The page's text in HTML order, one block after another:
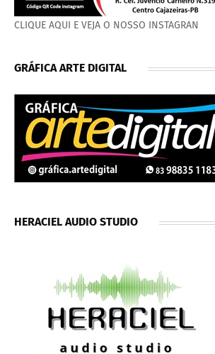
CLIQUE AQUI E VEJA O NOSSO INSTAGRAN
GRÁFICA ARTE DIGITAL
HERACIEL AUDIO STUDIO